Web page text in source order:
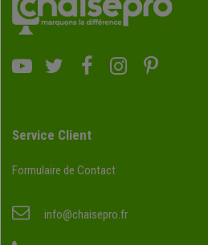
Service Client
Formulaire de Contact
info@chaisepro.fr